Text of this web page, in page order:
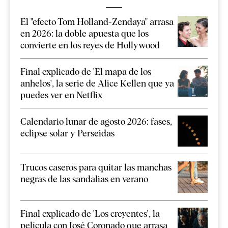
El "efecto Tom Holland-Zendaya" arrasa
en 2026: la doble apuesta que los
convierte en los reyes de Hollywood
Final explicado de 'El mapa de los
anhelos', la serie de Alice Kellen que ya
puedes ver en Netflix
Calendario lunar de agosto 2026: fases,
eclipse solar y Perseidas
Trucos caseros para quitar las manchas
negras de las sandalias en verano
Final explicado de 'Los creyentes', la
película con José Coronado que arrasa